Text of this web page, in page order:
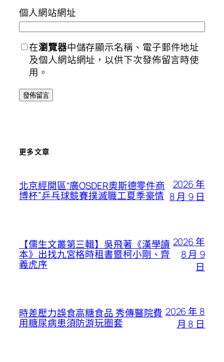
個人網站網址
在瀏覽器中儲存顯示名稱、電子郵件地址
及個人網站網址，以供下次發佈留言時使
用。
更多文章
北京經開區“廣OSDER奧斯德零件商
博杯”乒乓球競賽撲滅職工夏季豪情
2026 年
8 月 9 日
【儒生文叢第三輯】吳飛著《漢學讀
本》出找九宮格時租書暨柯小剛、齊
義虎序
2026 年
8 月 9
日
時差壓力誤食高糖食品 秀傳醫院費
用糖尿病患須防游玩圈套
2026 年 8
月 8 日